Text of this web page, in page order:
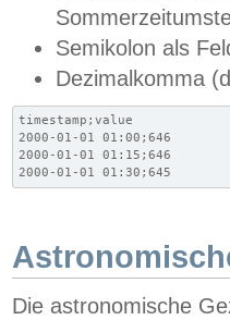
Semikolon als
Dezimalkomma
timestamp;value
2000-01-01 01:00;646
2000-01-01 01:15;646
2000-01-01 01:30;645
Die astronomische